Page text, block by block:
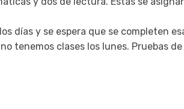
días y se espera que se completen
tenemos clases los lunes. Pruebas